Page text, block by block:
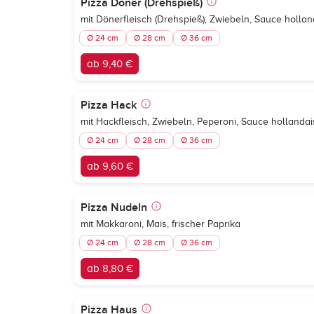
Pizza Döner (Drehspieß)
mit Dönerfleisch (Drehspieß), Zwiebeln, Sauce
Ø 24 cm Ø 28 cm Ø 36 cm
ab 9,40 €
Pizza Hack
mit Hackfleisch, Zwiebeln, Peperoni, Sauce
Ø 24 cm Ø 28 cm Ø 36 cm
ab 9,60 €
Pizza Nudeln
mit Makkaroni, Mais, frischer Paprika
Ø 24 cm Ø 28 cm Ø 36 cm
ab 8,80 €
Pizza Haus